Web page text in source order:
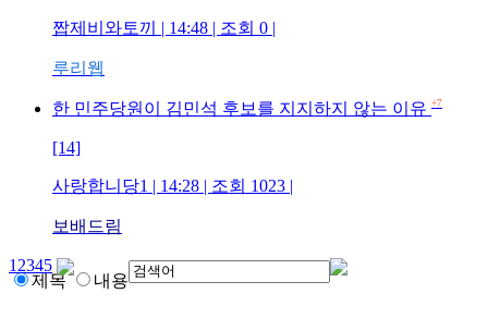
짭제비와토끼 | 14:48 | 조회 0 |
루리웹
한 민주당원이 김민석 후보를 지지하지 않는 이유 +7
[14]
사랑합니당1 | 14:28 | 조회 1023 |
보배드림
1 2345
제목
내용